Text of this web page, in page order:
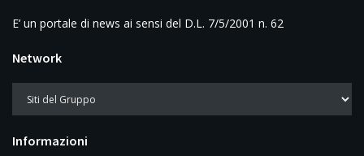
E’ un portale di news ai sensi del D.L. 7/5/2001 n. 62
Network
Informazioni